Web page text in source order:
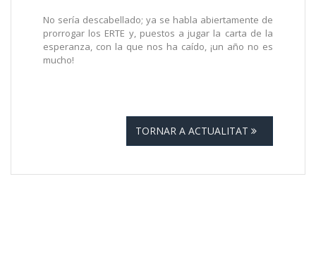
No sería descabellado; ya se habla abiertamente de
prorrogar los ERTE y, puestos a jugar la carta de la
esperanza, con la que nos ha caído, ¡un año no es
mucho!
TORNAR A ACTUALITAT